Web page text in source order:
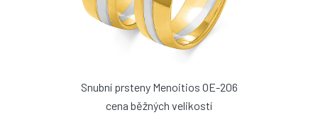
Snubní prsteny Menoitios OE-206
cena běžných velikostí